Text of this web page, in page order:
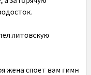
литовскую
жена споет вам гимн